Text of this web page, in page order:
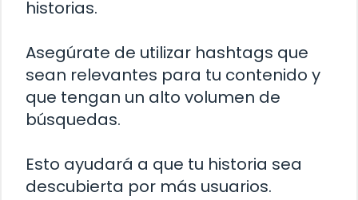
historias.
Asegúrate de utilizar hashtags que
sean relevantes para tu contenido y
que tengan un alto volumen de
búsquedas.
Esto ayudará a que tu historia sea
descubierta por más usuarios.